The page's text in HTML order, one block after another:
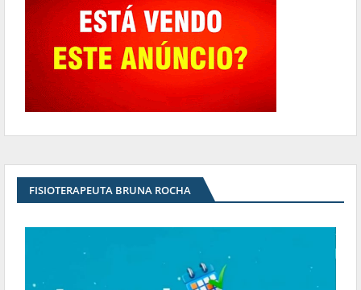
FISIOTERAPEUTA BRUNA ROCHA